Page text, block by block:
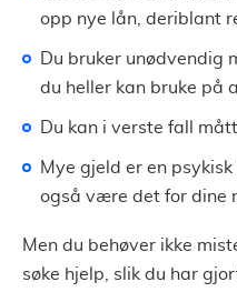
opp nye lån, deriblant
Du bruker unødvendig
du heller kan bruke på
Du kan i verste fall
Mye gjeld er en
også være det for dine
Men du behøver ikke
søke hjelp, slik du har